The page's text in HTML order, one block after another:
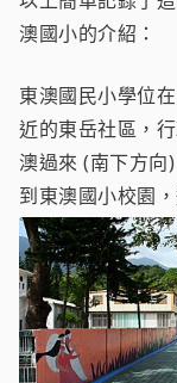
澳國小的介紹：
東澳國民小學位
近的東岳社區，
澳過來 (南下方向
到東澳國小校園